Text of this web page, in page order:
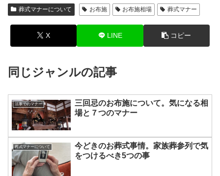
葬式マナーについて お布施 お布施相場 葬式マナー
X LINE コピー
同じジャンルの記事
法事でのマナー
三回忌のお布施について。気になる相
場と７つのマナー
葬式マナーについて
今どきのお葬式事情。家族葬参列で気
をつけるべき5つの事